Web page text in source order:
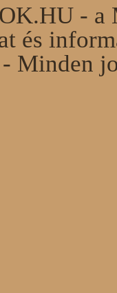
- a
és
Minden